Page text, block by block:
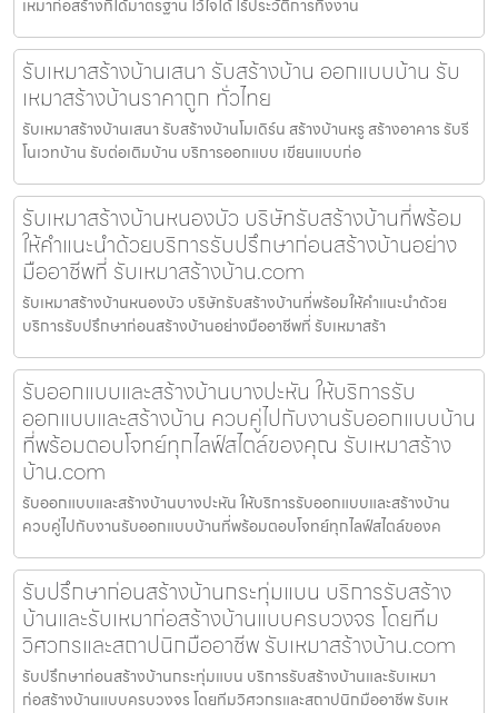
เหมาก่อสร้างที่ได้มาตรฐาน ไว้ใจได้ ไร้ประวัติการทิ้งงาน
รับเหมาสร้างบ้านเสนา รับสร้างบ้าน ออกแบบบ้าน รับ
เหมาสร้างบ้านราคาถูก ทั่วไทย
รับเหมาสร้างบ้านเสนา รับสร้างบ้านโมเดิร์น สร้างบ้านหรู สร้างอาคาร รับรี
โนเวทบ้าน รับต่อเติมบ้าน บริการออกแบบ เขียนแบบก่อ
รับเหมาสร้างบ้านหนองบัว บริษัทรับสร้างบ้านที่พร้อม
ให้คำแนะนำด้วยบริการรับปรึกษาก่อนสร้างบ้านอย่าง
มืออาชีพที่ รับเหมาสร้างบ้าน.com
รับเหมาสร้างบ้านหนองบัว บริษัทรับสร้างบ้านที่พร้อมให้คำแนะนำด้วย
บริการรับปรึกษาก่อนสร้างบ้านอย่างมืออาชีพที่ รับเหมาสร้า
รับออกแบบและสร้างบ้านบางปะหัน ให้บริการรับ
ออกแบบและสร้างบ้าน ควบคู่ไปกับงานรับออกแบบบ้าน
ที่พร้อมตอบโจทย์ทุกไลฟ์สไตล์ของคุณ รับเหมาสร้าง
บ้าน.com
รับออกแบบและสร้างบ้านบางปะหัน ให้บริการรับออกแบบและสร้างบ้าน
ควบคู่ไปกับงานรับออกแบบบ้านที่พร้อมตอบโจทย์ทุกไลฟ์สไตล์ของค
รับปรึกษาก่อนสร้างบ้านกระทุ่มแบน บริการรับสร้าง
บ้านและรับเหมาก่อสร้างบ้านแบบครบวงจร โดยทีม
วิศวกรและสถาปนิกมืออาชีพ รับเหมาสร้างบ้าน.com
รับปรึกษาก่อนสร้างบ้านกระทุ่มแบน บริการรับสร้างบ้านและรับเหมา
ก่อสร้างบ้านแบบครบวงจร โดยทีมวิศวกรและสถาปนิกมืออาชีพ รับเห